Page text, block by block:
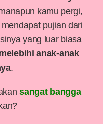
kamu pergi,
pujian dari
yang luar biasa
anak-anak
.
sangat bangga